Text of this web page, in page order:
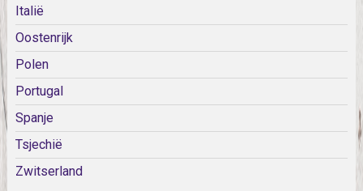
Italië
Oostenrijk
Polen
Portugal
Spanje
Tsjechië
Zwitserland